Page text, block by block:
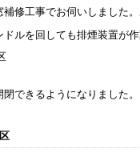
修工事でお伺いしました。
ルを回しても排煙装置が
できるようになりました